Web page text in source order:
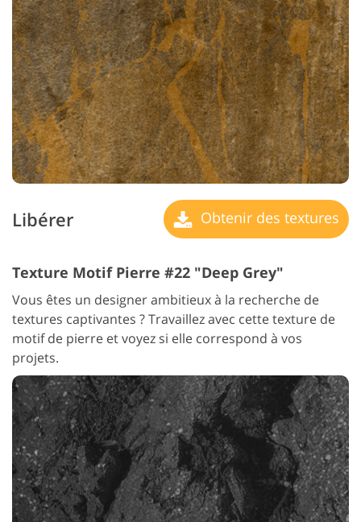
Libérer Obtenir des textures
Texture Motif Pierre #22 "Deep Grey"
Vous êtes un designer ambitieux à la recherche de
textures captivantes ? Travaillez avec cette texture de
motif de pierre et voyez si elle correspond à vos
projets.